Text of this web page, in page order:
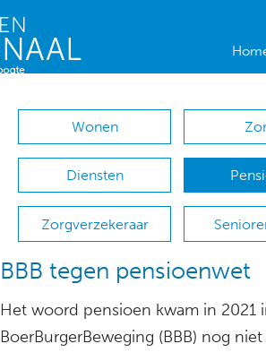
Wonen
Diensten
Zorgverzekeraar
BBB tegen pensioenwet
Het woord pensioen kwam in 2021
BoerBurgerBeweging (BBB) nog